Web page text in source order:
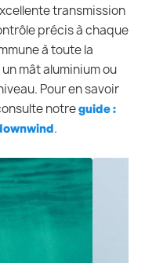
transmission
précis à chaque
à toute la
mât aluminium ou
Pour en savoir
notreguide :
.